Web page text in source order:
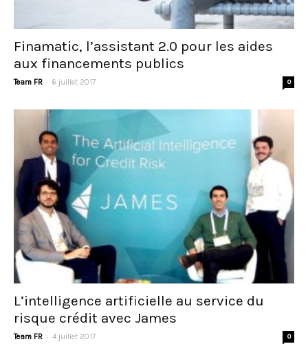
Finamatic, l’assistant 2.0 pour les aides
aux financements publics
Team FR - 6 juillet 2017 0
L’intelligence artificielle au service du
risque crédit avec James
Team FR - 4 juillet 2017 0